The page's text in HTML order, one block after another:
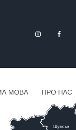
МОВА ПРО НАС
Шумськ